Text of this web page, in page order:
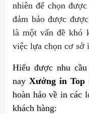
nhiên để chọn
đảm bảo được
là một vấn đề khó
việc lựa chọn cơ sở
Hiểu được nhu
nay Xưởng in Top
hoàn hảo về in các
khách hàng: